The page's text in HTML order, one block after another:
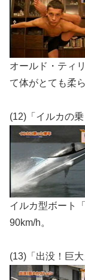
オールド・ティ
て体がとても柔ら
(12)「イルカの
イルカ型ボート
90km/h。
(13)「出没！巨